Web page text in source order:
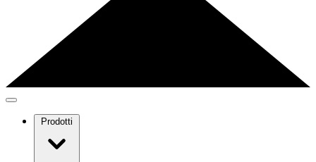
Prodotti